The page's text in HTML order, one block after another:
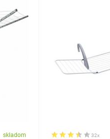
skladom 32x